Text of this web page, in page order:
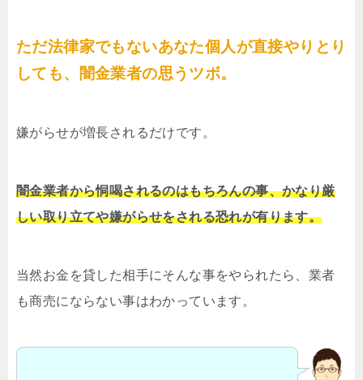
ただ法律家でもないあなた個人が直接やりとり
しても、闇金業者の思うツボ。
嫌がらせが増長されるだけです。
闇金業者から恫喝されるのはもちろんの事、かなり厳
しい取り立てや嫌がらせをされる恐れが有ります。
当然お金を貸した相手にそんな事をやられたら、業者
も商売にならない事はわかっています。